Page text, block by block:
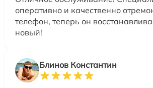
оперативно и качественно
телефон, теперь он
новый!
Блинов Константин